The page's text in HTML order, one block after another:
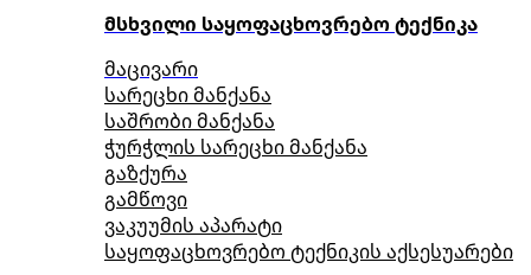
მსხვილი საყოფაცხოვრებო ტექნიკა
მაცივარი
სარეცხი მანქანა
საშრობი მანქანა
ჭურჭლის სარეცხი მანქანა
გაზქურა
გამწოვი
ვაკუუმის აპარატი
საყოფაცხოვრებო ტექნიკის აქსესუარები